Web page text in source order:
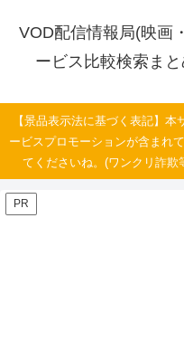
VOD配信情報局(映画
ービス比較検索まと
【景品表示法に基づく表記】
ービスプロモーションが含まれ
てくださいね。(ワンクリ詐
PR